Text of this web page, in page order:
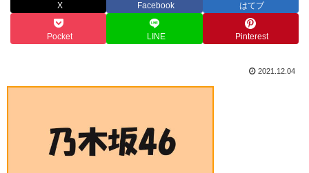
X Facebook はてブ
Pocket LINE Pinterest
2021.12.04